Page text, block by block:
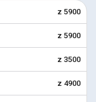
z 5900
z 5900
z 3500
z 4900